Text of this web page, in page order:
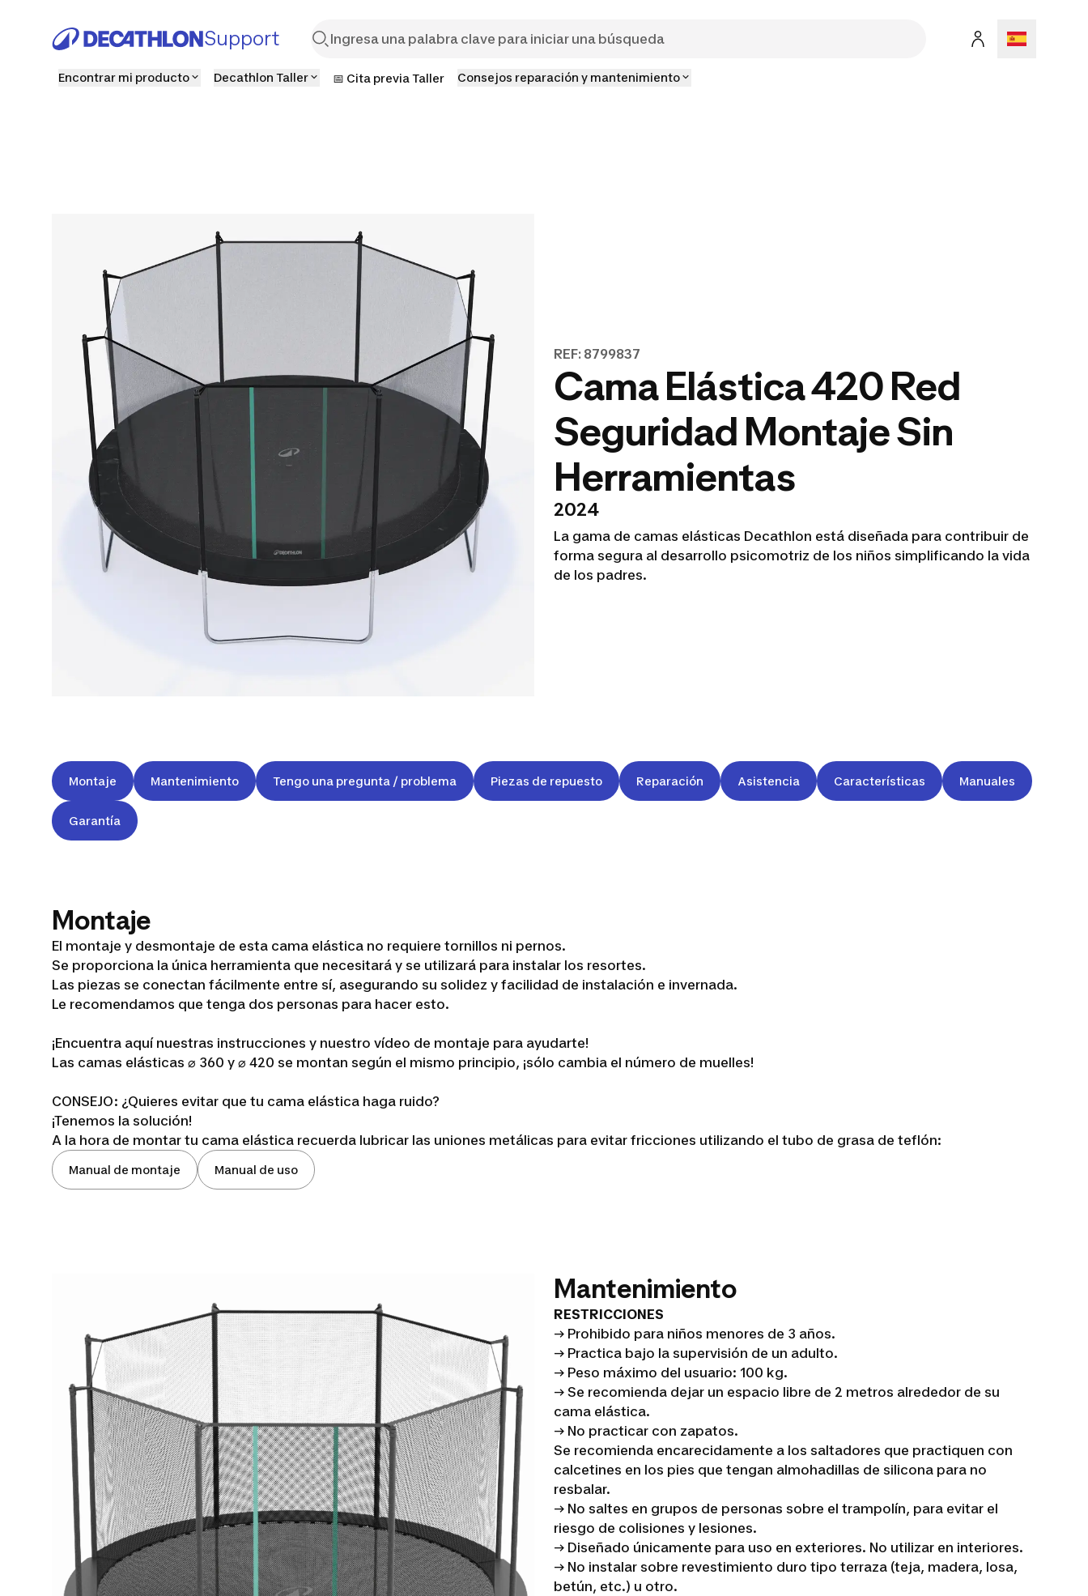
Support
Encontrar mi producto Decathlon Taller 📅 Cita previa Taller Consejos reparación y mantenimiento
REF: 8799837
Cama Elástica 420 Red
Seguridad Montaje Sin
Herramientas
2024
La gama de camas elásticas Decathlon está diseñada para contribuir de
forma segura al desarrollo psicomotriz de los niños simplificando la vida
de los padres.
Montaje Mantenimiento Tengo una pregunta / problema Piezas de repuesto Reparación Asistencia Características Manuales
Garantía
Montaje
El montaje y desmontaje de esta cama elástica no requiere tornillos ni pernos.
Se proporciona la única herramienta que necesitará y se utilizará para instalar los resortes.
Las piezas se conectan fácilmente entre sí, asegurando su solidez y facilidad de instalación e invernada.
Le recomendamos que tenga dos personas para hacer esto.
¡Encuentra aquí nuestras instrucciones y nuestro vídeo de montaje para ayudarte!
Las camas elásticas ⌀ 360 y ⌀ 420 se montan según el mismo principio, ¡sólo cambia el número de muelles!
CONSEJO: ¿Quieres evitar que tu cama elástica haga ruido?
¡Tenemos la solución!
A la hora de montar tu cama elástica recuerda lubricar las uniones metálicas para evitar fricciones utilizando el tubo de grasa de teflón:
Manual de montaje Manual de uso
Trampoline
rond 420:
manual
reparación
Mantenimiento
RESTRICCIONES
→ Prohibido para niños menores de 3 años.
→ Practica bajo la supervisión de un adulto.
→ Peso máximo del usuario: 100 kg.
→ Se recomienda dejar un espacio libre de 2 metros alrededor de su
cama elástica.
→ No practicar con zapatos.
Se recomienda encarecidamente a los saltadores que practiquen con
calcetines en los pies que tengan almohadillas de silicona para no
resbalar.
→ No saltes en grupos de personas sobre el trampolín, para evitar el
riesgo de colisiones y lesiones.
→ Diseñado únicamente para uso en exteriores. No utilizar en interiores.
→ No instalar sobre revestimiento duro tipo terraza (teja, madera, losa,
betún, etc.) u otro.